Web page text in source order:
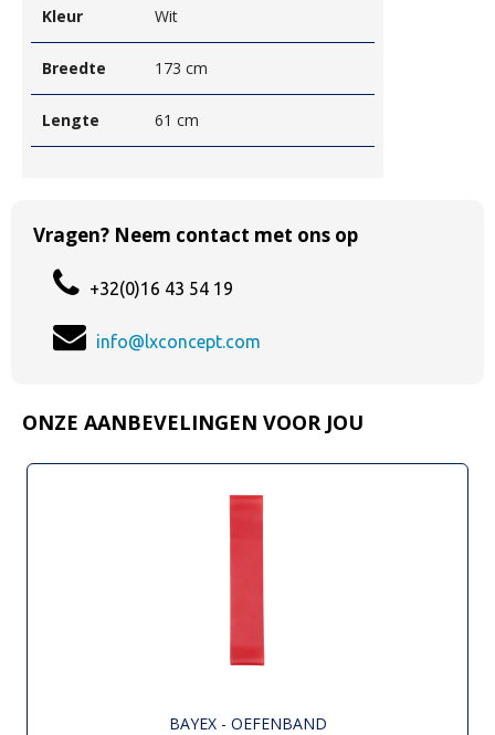
Kleur Wit
Breedte 173 cm
Lengte 61 cm
Vragen? Neem contact met ons op
+32(0)16 43 54 19
info@lxconcept.com
ONZE AANBEVELINGEN VOOR JOU
BAYEX - OEFENBAND